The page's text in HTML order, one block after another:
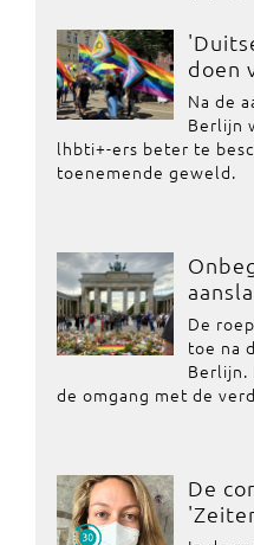
doen
Na de
Berlijn
lhbti+-ers beter te
toenemende geweld.
De
toe na
Berlijn.
de omgang met de
De